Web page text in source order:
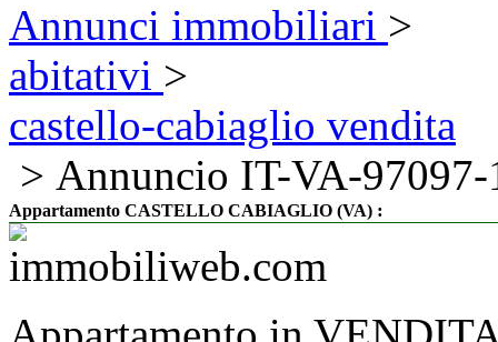
Annunci immobiliari >
abitativi >
castello-cabiaglio vendita
> Annuncio IT-VA-
Appartamento CASTELLO CABIAGLIO (VA) :